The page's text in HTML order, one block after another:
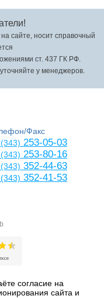
сайте, носит справочный
ст. 437 ГК РФ.
у менеджеров.
Факс
253-05-03
253-80-16
352-44-63
352-41-53
согласие на
сайта и